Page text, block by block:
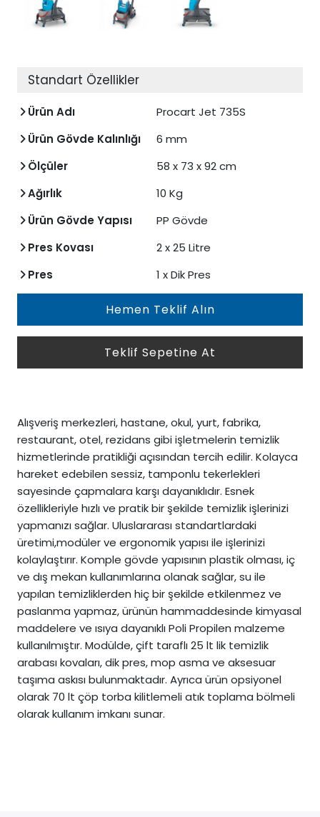
Standart Özellikler
Ürün Adı
Procart Jet 735S
Ürün Gövde Kalınlığı
6 mm
Ölçüler
58 x 73 x 92 cm
Ağırlık
10 Kg
Ürün Gövde Yapısı
PP Gövde
Pres Kovası
2 x 25 Litre
Pres
1 x Dik Pres
Hemen Teklif Alın
Teklif Sepetine At
Alışveriş merkezleri, hastane, okul, yurt, fabrika,
restaurant, otel, rezidans gibi işletmelerin temizlik
hizmetlerinde pratikliği açısından tercih edilir. Kolayca
hareket edebilen sessiz, tamponlu tekerlekleri
sayesinde çapmalara karşı dayanıklıdır. Esnek
özellikleriyle hızlı ve pratik bir şekilde temizlik işlerinizi
yapmanızı sağlar. Uluslararası standartlardaki
üretimi,modüler ve ergonomik yapısı ile işlerinizi
kolaylaştırır. Komple gövde yapısının plastik olması, iç
ve dış mekan kullanımlarına olanak sağlar, su ile
yapılan temizliklerden hiç bir şekilde etkilenmez ve
paslanma yapmaz, ürünün hammaddesinde kimyasal
maddelere ve ısıya dayanıklı Poli Propilen malzeme
kullanılmıştır. Modülde, çift taraflı 25 lt lik temizlik
arabası kovaları, dik pres, mop asma ve aksesuar
taşıma askısı bulunmaktadır. Ayrıca ürün opsiyonel
olarak 70 lt çöp torba kilitlemeli atık toplama bölmeli
olarak kullanım imkanı sunar.